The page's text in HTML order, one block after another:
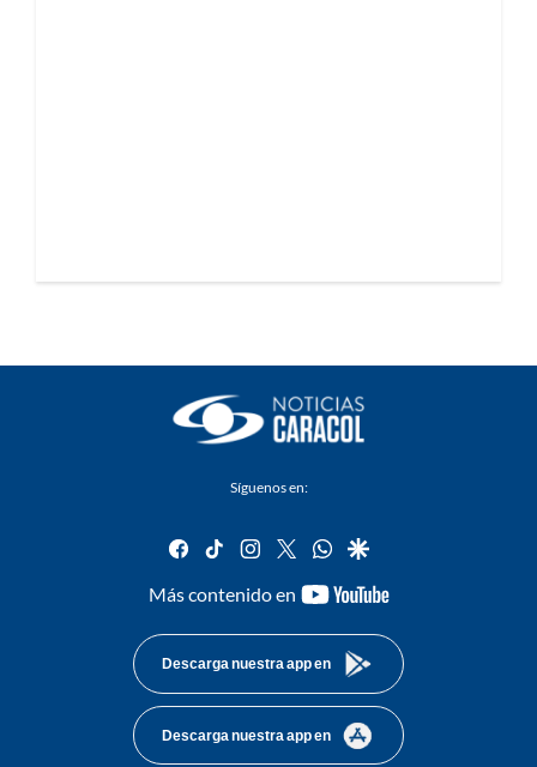
Síguenos en:
facebook
tiktok instagram
twitterwhatsapp
google
Más contenido en
youtube-
Descarga nuestra app en
Descarga nuestra app en